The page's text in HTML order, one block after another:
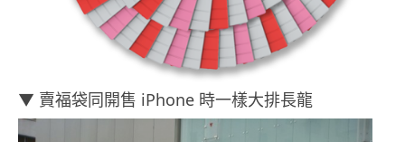
▼ 賣福袋同開售 iPhone 時一樣大排長龍